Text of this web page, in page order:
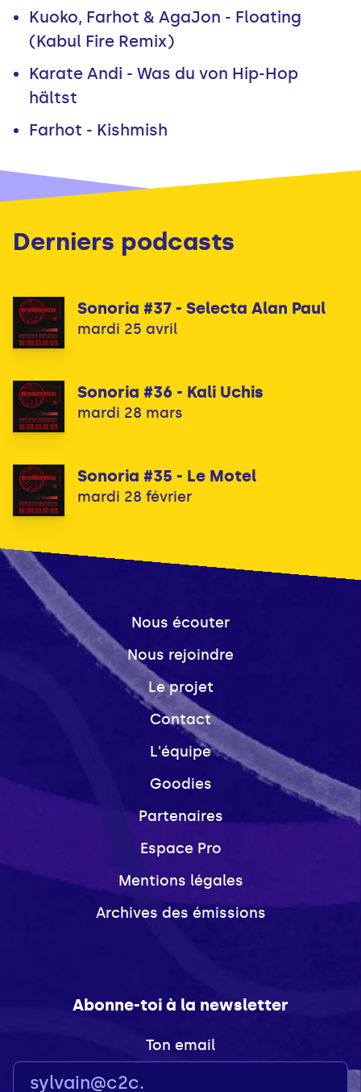
Kuoko, Farhot & AgaJon - Floating
(Kabul Fire Remix)
Karate Andi - Was du von Hip-Hop
hältst
Farhot - Kishmish
Derniers podcasts
Sonoria #37 - Selecta Alan Paul
mardi 25 avril
Sonoria #36 - Kali Uchis
mardi 28 mars
Sonoria #35 - Le Motel
mardi 28 février
Nous écouter
Nous rejoindre
Le projet
Contact
L'équipe
Goodies
Partenaires
Espace Pro
Mentions légales
Archives des émissions
Abonne-toi à la newsletter
Ton email